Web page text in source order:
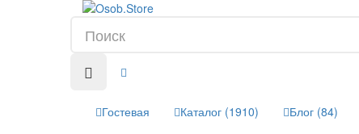
Гостевая Каталог (1910) Блог (84)